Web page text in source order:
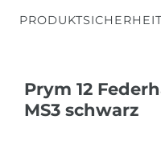
Prym 12
MS3 schwarz